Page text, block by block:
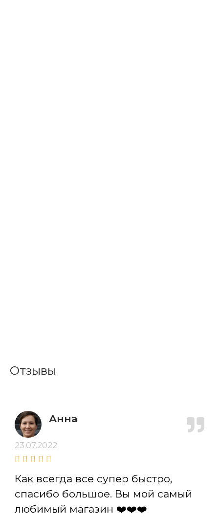
Отзывы
Анна
23.07.2022
Как всегда все супер быстро,
спасибо большое. Вы мой самый
любимый магазин ❤️❤️❤️